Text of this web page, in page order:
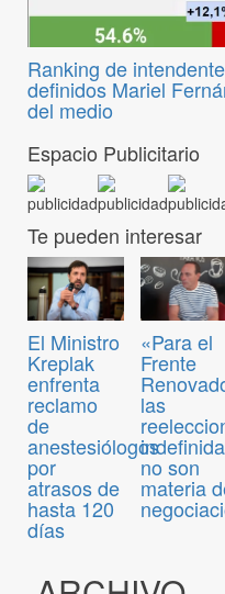
Ranking de
definidos Mariel
del medio
Espacio Publicitario
Te pueden interesar
El Ministro
Kreplak
enfrenta
reclamo
de
anestesiólogos
por
atrasos de
hasta 120
días
«Para el
Frente
las
no son
materia